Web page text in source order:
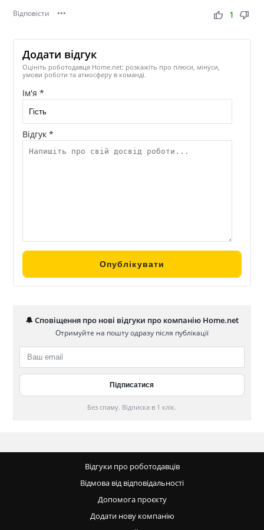
Відповісти ••• thumb_up thumb_down
1
Додати відгук
Оцініть роботодавця Home.net: розкажіть про плюси, мінуси,
умови роботи та атмосферу в команді.
Ім'я *
Відгук *
🔔 Сповіщення про нові відгуки про компанію Home.net
Отримуйте на пошту одразу після публікації
Без спаму. Відписка в 1 клік.
Відгуки про роботодавців
Відмова від відповідальності
Допомога проєкту
Додати нову компанію